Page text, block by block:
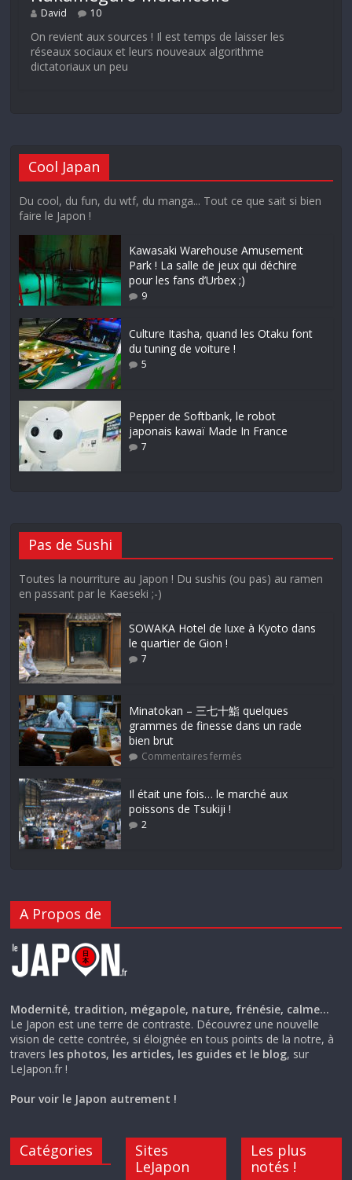
David 10
On revient aux sources ! Il est temps de laisser les
réseaux sociaux et leurs nouveaux algorithme
dictatoriaux un peu
Cool Japan
Du cool, du fun, du wtf, du manga... Tout ce que sait si bien
faire le Japon !
Kawasaki Warehouse Amusement
Park ! La salle de jeux qui déchire
pour les fans d’Urbex ;)
9
Culture Itasha, quand les Otaku font
du tuning de voiture !
5
Pepper de Softbank, le robot
japonais kawaï Made In France
7
Pas de Sushi
Toutes la nourriture au Japon ! Du sushis (ou pas) au ramen
en passant par le Kaeseki ;-)
SOWAKA Hotel de luxe à Kyoto dans
le quartier de Gion !
7
Minatokan – 三七十鮨 quelques
grammes de finesse dans un rade
bien brut
Commentaires fermés
Il était une fois… le marché aux
poissons de Tsukiji !
2
A Propos de
Modernité, tradition, mégapole, nature, frénésie, calme…
Le Japon est une terre de contraste. Découvrez une nouvelle
vision de cette contrée, si éloignée en tous points de la notre, à
travers les photos, les articles, les guides et le blog, sur
LeJapon.fr !
Pour voir le Japon autrement !
Catégories
Sites
LeJapon
Les plus
notés !